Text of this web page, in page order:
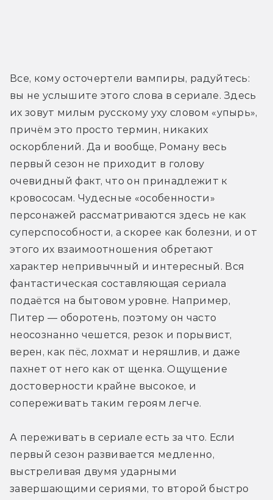
Все, кому осточертели вампиры, радуйтесь:
вы не услышите этого слова в сериале. Здесь
их зовут милым русскому уху словом «упырь»,
причём это просто термин, никаких
оскорблений. Да и вообще, Роману весь
первый сезон не приходит в голову
очевидный факт, что он принадлежит к
кровососам. Чудесные «особенности»
персонажей рассматриваются здесь не как
суперспособности, а скорее как болезни, и от
этого их взаимоотношения обретают
характер непривычный и интересный. Вся
фантастическая составляющая сериала
подаётся на бытовом уровне. Например,
Питер — оборотень, поэтому он часто
неосознанно чешется, резок и порывист,
верен, как пёс, лохмат и неряшлив, и даже
пахнет от него как от щенка. Ощущение
достоверности крайне высокое, и
сопереживать таким героям легче.
А переживать в сериале есть за что. Если
первый сезон развивается медленно,
выстреливая двумя ударными
завершающими сериями, то второй быстро